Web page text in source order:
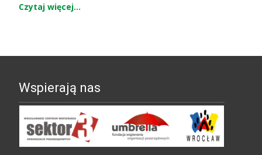
Czytaj więcej…
Wspierają nas